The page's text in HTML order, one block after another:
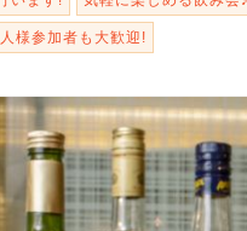
様参加者も大歓迎!